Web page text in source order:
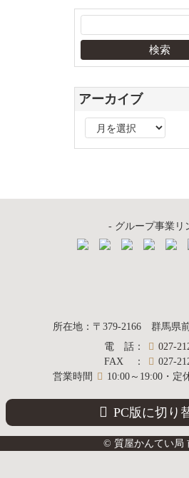
アーカイブ
ー
- グループ事業リ
質屋かん
前橋
所在地 ： 〒379-2166群馬県
電話 ：
027-
FAX
：
027-
営業時間
10:00～19:00・定
PC版に切り
© 質屋かんてい局